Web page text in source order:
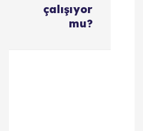
çalışıyor
mu?